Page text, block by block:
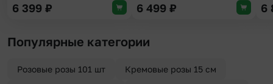
6 399 ₽ 6 499 ₽ 6
Популярные категории
Розовые розы 101 шт Кремовые розы 15 см